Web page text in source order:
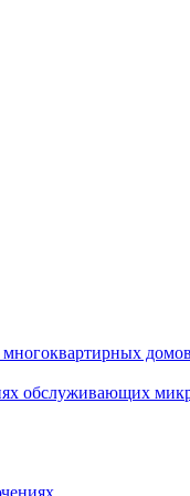
домов
обслуживающих